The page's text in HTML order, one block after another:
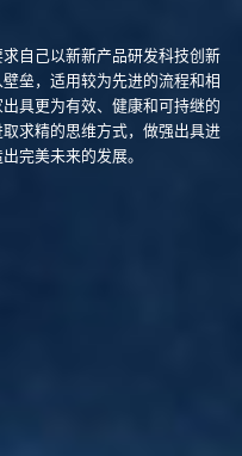
自己以新新产品研发科技创新
垒，适用较为先进的流程和相
具更为有效、健康和可持继的
求精的思维方式，做强出具进
完美未来的发展。